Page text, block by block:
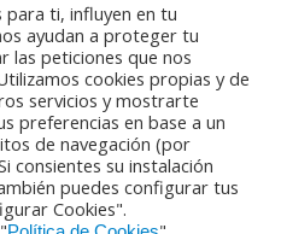
|Zona Catalunya 93 840 71 25 |
|Zona Norte 94 623 28 46 |
+351 229 42 65 33
, S.A. |Aviso Legal
Política de
Condiciones Generales de Venta |
ti, influyen en tu
ayudan a proteger tu
las peticiones que nos
cookies propias y de
servicios y mostrarte
preferencias en base a un
de navegación (por
consientes su instalación
puedes configurar tus
Cookies".